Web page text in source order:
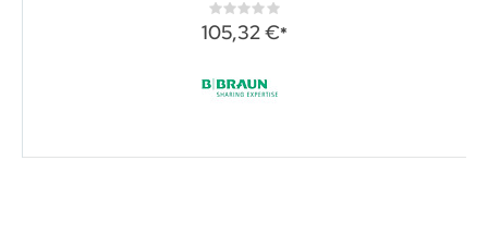
Rating:
0%
105,32 €